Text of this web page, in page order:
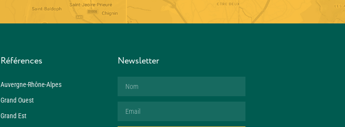
Références
Auvergne-Rhône-Alpes
Grand Ouest
Grand Est
Newsletter